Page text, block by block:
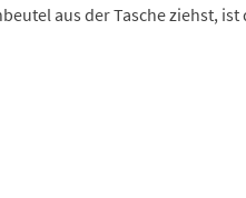
aus der Tasche ziehst,